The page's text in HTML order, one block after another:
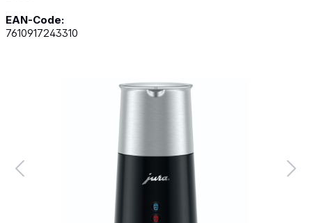
EAN-Code:
7610917243310
Bildergalerie überspringen